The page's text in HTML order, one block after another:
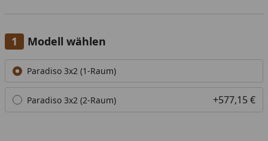
Modell wählen
Alle anzeigen (2)
Paradiso 3x2 (1-Raum)
Paradiso 3x2 (2-Raum) +577,15 €